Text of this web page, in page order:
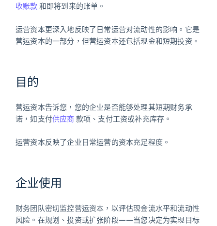
收账款 和即将到来的账单。
运营资本更深入地反映了日常运营对流动性的影响。它是
营运资本的一部分，但营运资本还包括现金和短期投资。
目的
营运资本告诉您，您的企业是否能够处理其短期财务承
诺，如支付供应商 款项、支付工资或补充库存。
运营资本反映了企业日常运营的资本充足程度。
企业使用
财务团队密切监控营运资本，以评估现金流水平和流动性
风险。在规划、投资或扩张阶段——当您决定为实现目标